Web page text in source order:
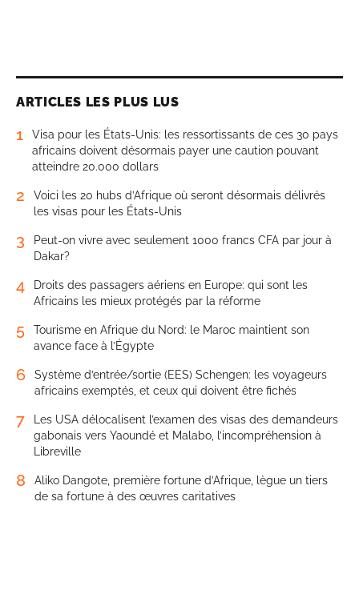
ARTICLES LES PLUS LUS
1
Visa pour les États-Unis: les ressortissants de ces 30 pays
africains doivent désormais payer une caution pouvant
atteindre 20.000 dollars
2
Voici les 20 hubs d’Afrique où seront désormais délivrés
les visas pour les États-Unis
3
Peut-on vivre avec seulement 1000 francs CFA par jour à
Dakar?
4
Droits des passagers aériens en Europe: qui sont les
Africains les mieux protégés par la réforme
5
Tourisme en Afrique du Nord: le Maroc maintient son
avance face à l’Égypte
6
Système d’entrée/sortie (EES) Schengen: les voyageurs
africains exemptés, et ceux qui doivent être fichés
7
Les USA délocalisent l’examen des visas des demandeurs
gabonais vers Yaoundé et Malabo, l’incompréhension à
Libreville
8
Aliko Dangote, première fortune d’Afrique, lègue un tiers
de sa fortune à des œuvres caritatives